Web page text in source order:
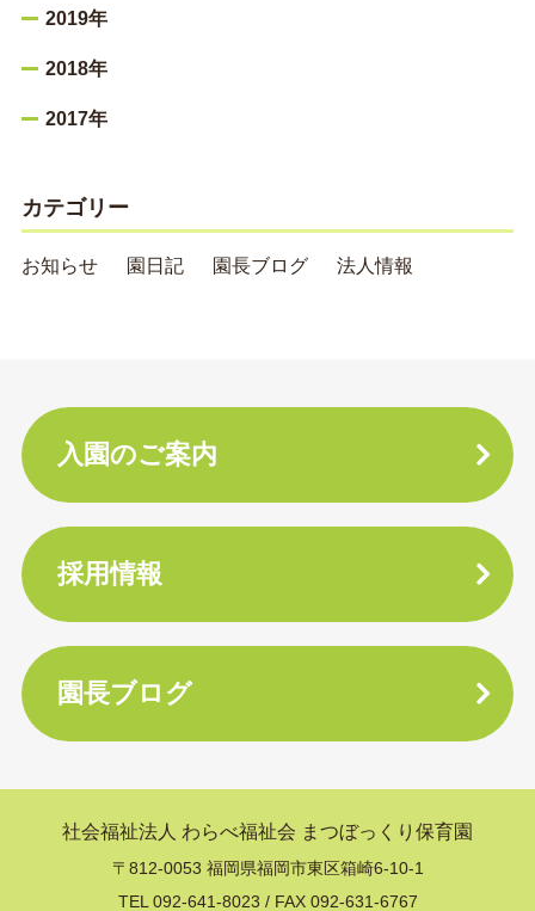
2019年
2018年
2017年
カテゴリー
お知らせ 園日記 園長ブログ 法人情報
入園のご案内
採用情報
園長ブログ
社会福祉法人 わらべ福祉会 まつぼっくり保育園
〒812-0053 福岡県福岡市東区箱崎6-10-1
TEL 092-641-8023 / FAX 092-631-6767